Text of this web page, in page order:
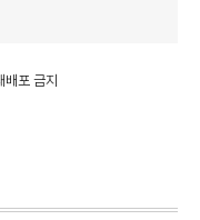
포 금지